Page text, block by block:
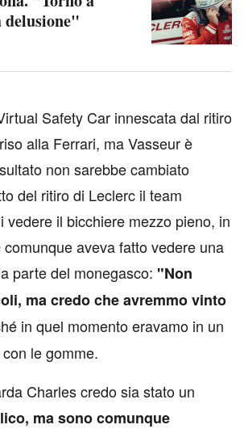
delusione"
Safety Car innescata dal ritiro
alla Ferrari, ma Vasseur è
non sarebbe cambiato
del ritiro di Leclerc il team
vedere il bicchiere mezzo pieno, in
aveva fatto vedere una
parte del monegasco: "Non
ma credo che avremmo vinto
in quel momento eravamo in un
le gomme.
Charles credo sia stato un
ma sono comunque